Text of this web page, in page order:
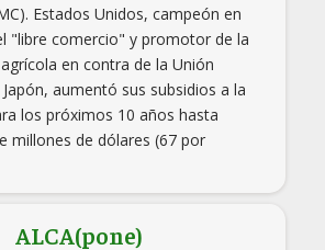
Estados Unidos, campeón en
"libre comercio" y promotor de la
en contra de la Unión
aumentó sus subsidios a la
los próximos 10 años hasta
millones de dólares (67 por
ALCA(pone)